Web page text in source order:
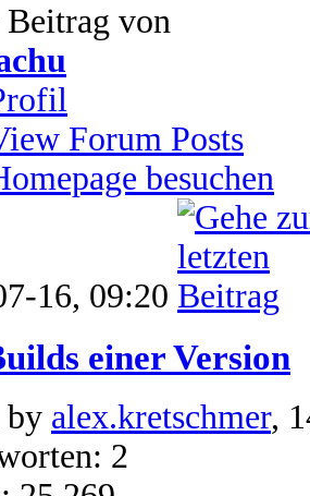
von
Forum Posts
besuchen
16, 09:20
einer Version
by alex.kretschmer,
2